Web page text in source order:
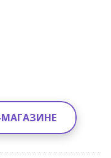
МАГАЗИНЕ